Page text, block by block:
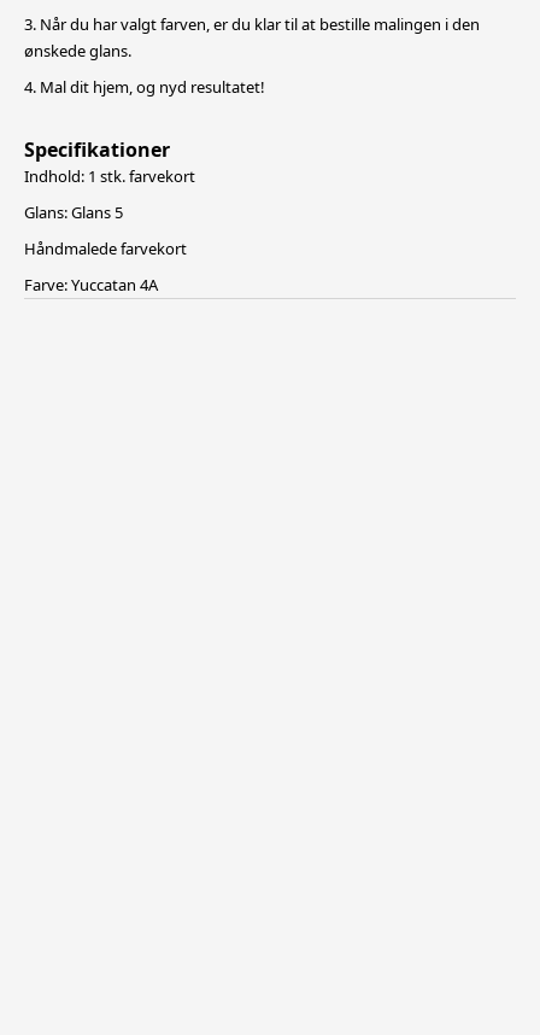
3. Når du har valgt farven, er du klar til at bestille malingen i den
ønskede glans.
4. Mal dit hjem, og nyd resultatet!
Specifikationer
Indhold: 1 stk. farvekort
Glans: Glans 5
Håndmalede farvekort
Farve: Yuccatan 4A